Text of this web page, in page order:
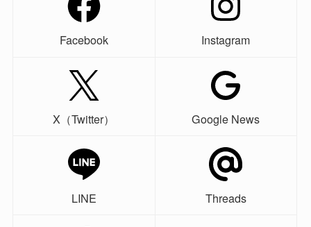
Facebook Instagram
X（Twitter） Google News
LINE Threads